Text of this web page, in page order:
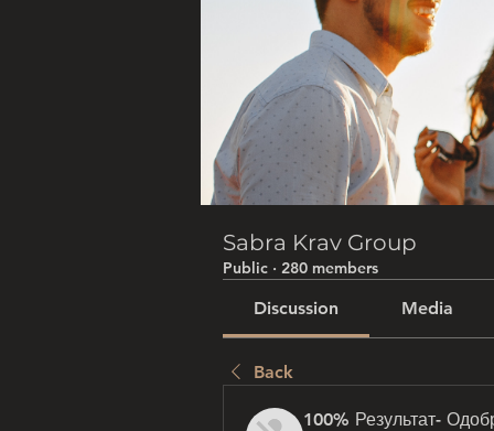
Sabra Krav Group
Public · 280 members
Discussion Media
Back
100% Результат-